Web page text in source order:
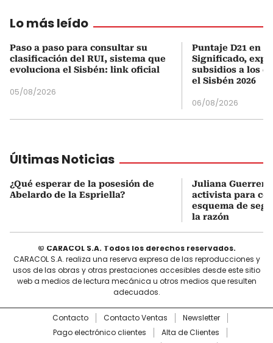
Lo más leído
Paso a paso para consultar su
clasificación del RUI, sistema que
evoluciona el Sisbén: link oficial
05/08/2026
Puntaje D21 en
Significado,
subsidios a los
el Sisbén 2026
06/08/2026
Últimas Noticias
¿Qué esperar de la posesión de
Abelardo de la Espriella?
Juliana Guerrero
activista para
esquema de
la razón
© CARACOL S.A. Todos los derechos reservados.
CARACOL S.A. realiza una reserva expresa de las reproducciones y
usos de las obras y otras prestaciones accesibles desde este sitio
web a medios de lectura mecánica u otros medios que resulten
adecuados.
Contacto Contacto Ventas
Newsletter
Pago electrónico clientes
Alta de Clientes